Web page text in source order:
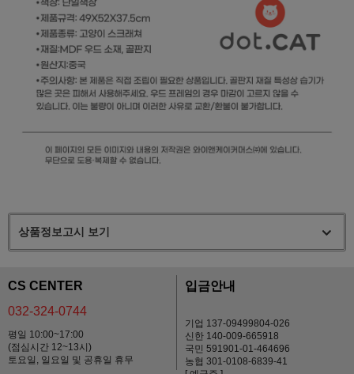
상품정보고시 보기
CS CENTER
032-324-0744
평일 10:00~17:00
(점심시간 12~13시)
토요일, 일요일 및 공휴일 휴무
입금안내
기업 137-09499804-026
신한 140-009-665918
국민 591901-01-464696
농협 301-0108-6839-41